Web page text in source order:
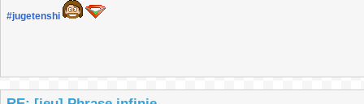
#jugetenshi